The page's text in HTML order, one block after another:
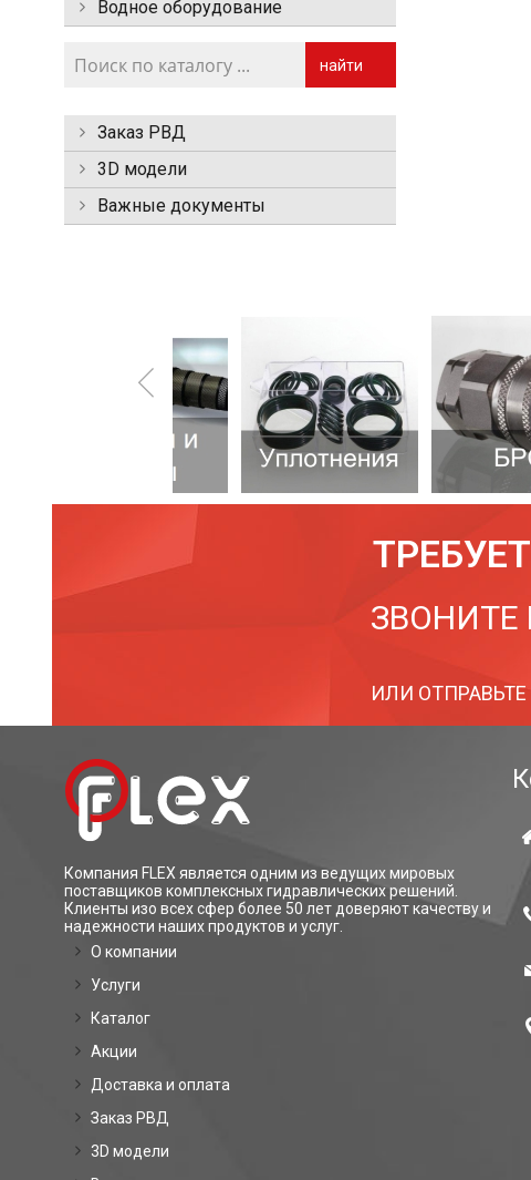
Водное оборудование
найти
Заказ РВД
3D модели
Важные документы
ЗВОНИТЕ
ИЛИ
Компания FLEX является одним из ведущих мировых
поставщиков комплексных гидравлических решений.
Клиенты изо всех сфер более 50 лет доверяют качеству и
надежности наших продуктов и услуг.
О компании
Услуги
Каталог
Акции
Доставка и оплата
Заказ РВД
3D модели